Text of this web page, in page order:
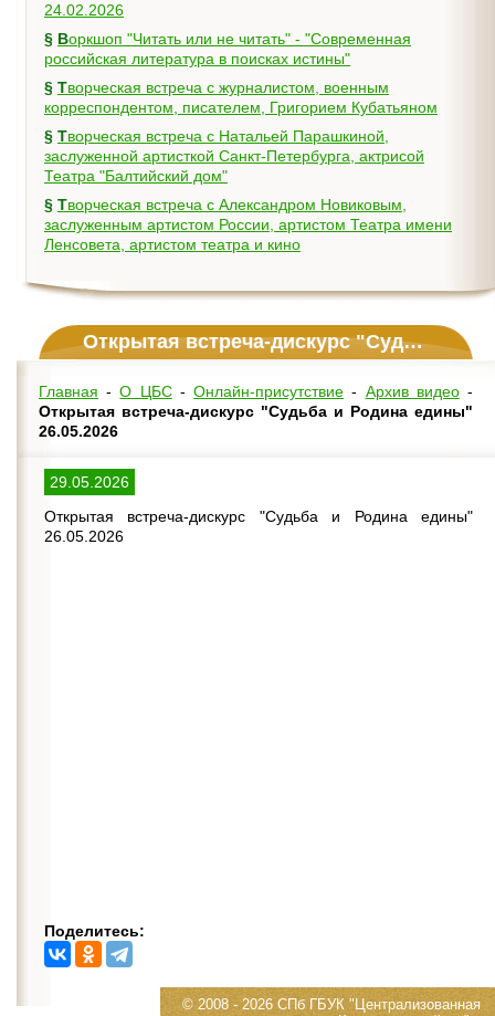
24.02.2026
§ Воркшоп "Читать или не читать" - "Современная
российская литература в поисках истины"
§ Творческая встреча с журналистом, военным
корреспондентом, писателем, Григорием Кубатьяном
§ Творческая встреча с Натальей Парашкиной,
заслуженной артисткой Санкт-Петербурга, актрисой
Театра "Балтийский дом"
§ Творческая встреча с Александром Новиковым,
заслуженным артистом России, артистом Театра имени
Ленсовета, артистом театра и кино
Открытая встреча-дискурс "Судьба и Родина едины" 26.05.2026
Главная -О ЦБС-Онлайн-присутствие - Архив видео-
Открытая встреча-дискурс "Судьба и Родина едины"
26.05.2026
29.05.2026
Открытая встреча-дискурс "Судьба и Родина едины"
26.05.2026
Поделитесь:
© 2008 - 2026 СПб ГБУК "Централизованная